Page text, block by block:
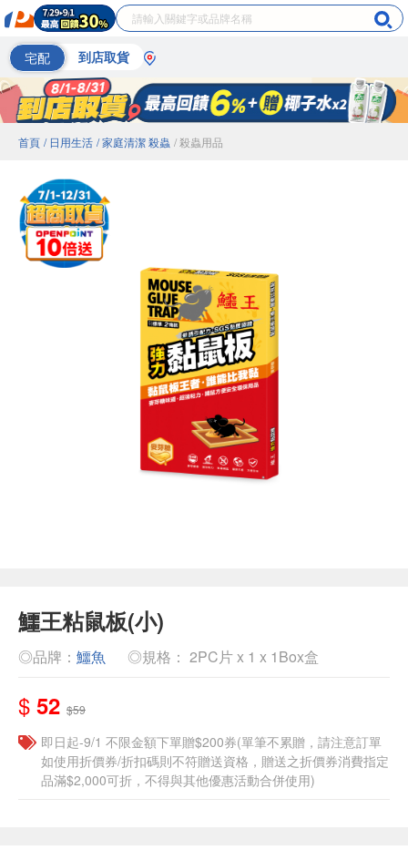
宅配 到店取貨
首頁 / 日用生活 / 家庭清潔 殺蟲 / 殺蟲用品
鱷王粘鼠板(小)
◎品牌： 鱷魚 ◎規格： 2PC片 x 1 x 1Box盒
$ 52 $59
即日起-9/1 不限金額下單贈$200券(單筆不累贈，請注意訂單
如使用折價券/折扣碼則不符贈送資格，贈送之折價券消費指定
品滿$2,000可折，不得與其他優惠活動合併使用)